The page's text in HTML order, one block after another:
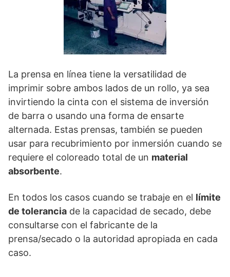
La prensa en línea tiene la versatilidad de
imprimir sobre ambos lados de un rollo, ya sea
invirtiendo la cinta con el sistema de inversión
de barra o usando una forma de ensarte
alternada. Estas prensas, también se pueden
usar para recubrimiento por inmersión cuando se
requiere el coloreado total de un material
absorbente.
En todos los casos cuando se trabaje en el límite
de tolerancia de la capacidad de secado, debe
consultarse con el fabricante de la
prensa/secado o la autoridad apropiada en cada
caso.